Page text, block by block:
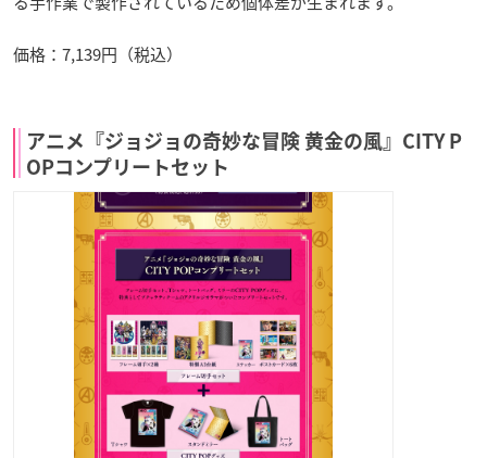
価格：7,139円（税込）
アニメ『ジョジョの奇妙な冒険 黄金の風』CITY P
OPコンプリートセット